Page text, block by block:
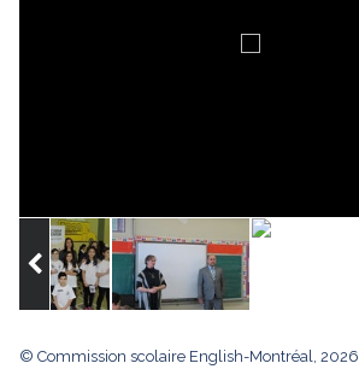
© Commission scolaire English-Montréal, 2026